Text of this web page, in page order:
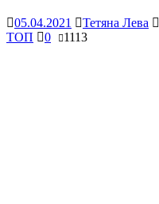
05.04.2021 Тетяна Лева
ТОП
0 1113